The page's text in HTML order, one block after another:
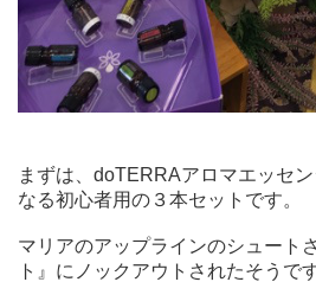
まずは、doTERRAアロマエッセ
なる初心者用の３本セットです。
マリアのアップラインのシュート
ト』にノックアウトされたそうで